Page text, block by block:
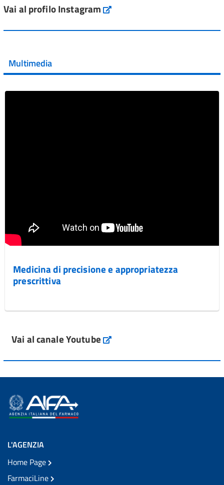
Vai al post →
Vai al post →
Vai al profilo Instagram Instagram
Multimedia
Medicina di precisione e appropriatezza
prescrittiva
Vai al canale Youtube
L'AGENZIA
Home Page
FarmaciLine